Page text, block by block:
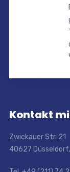
Kontakt
Zwickauer Str. 21
40627